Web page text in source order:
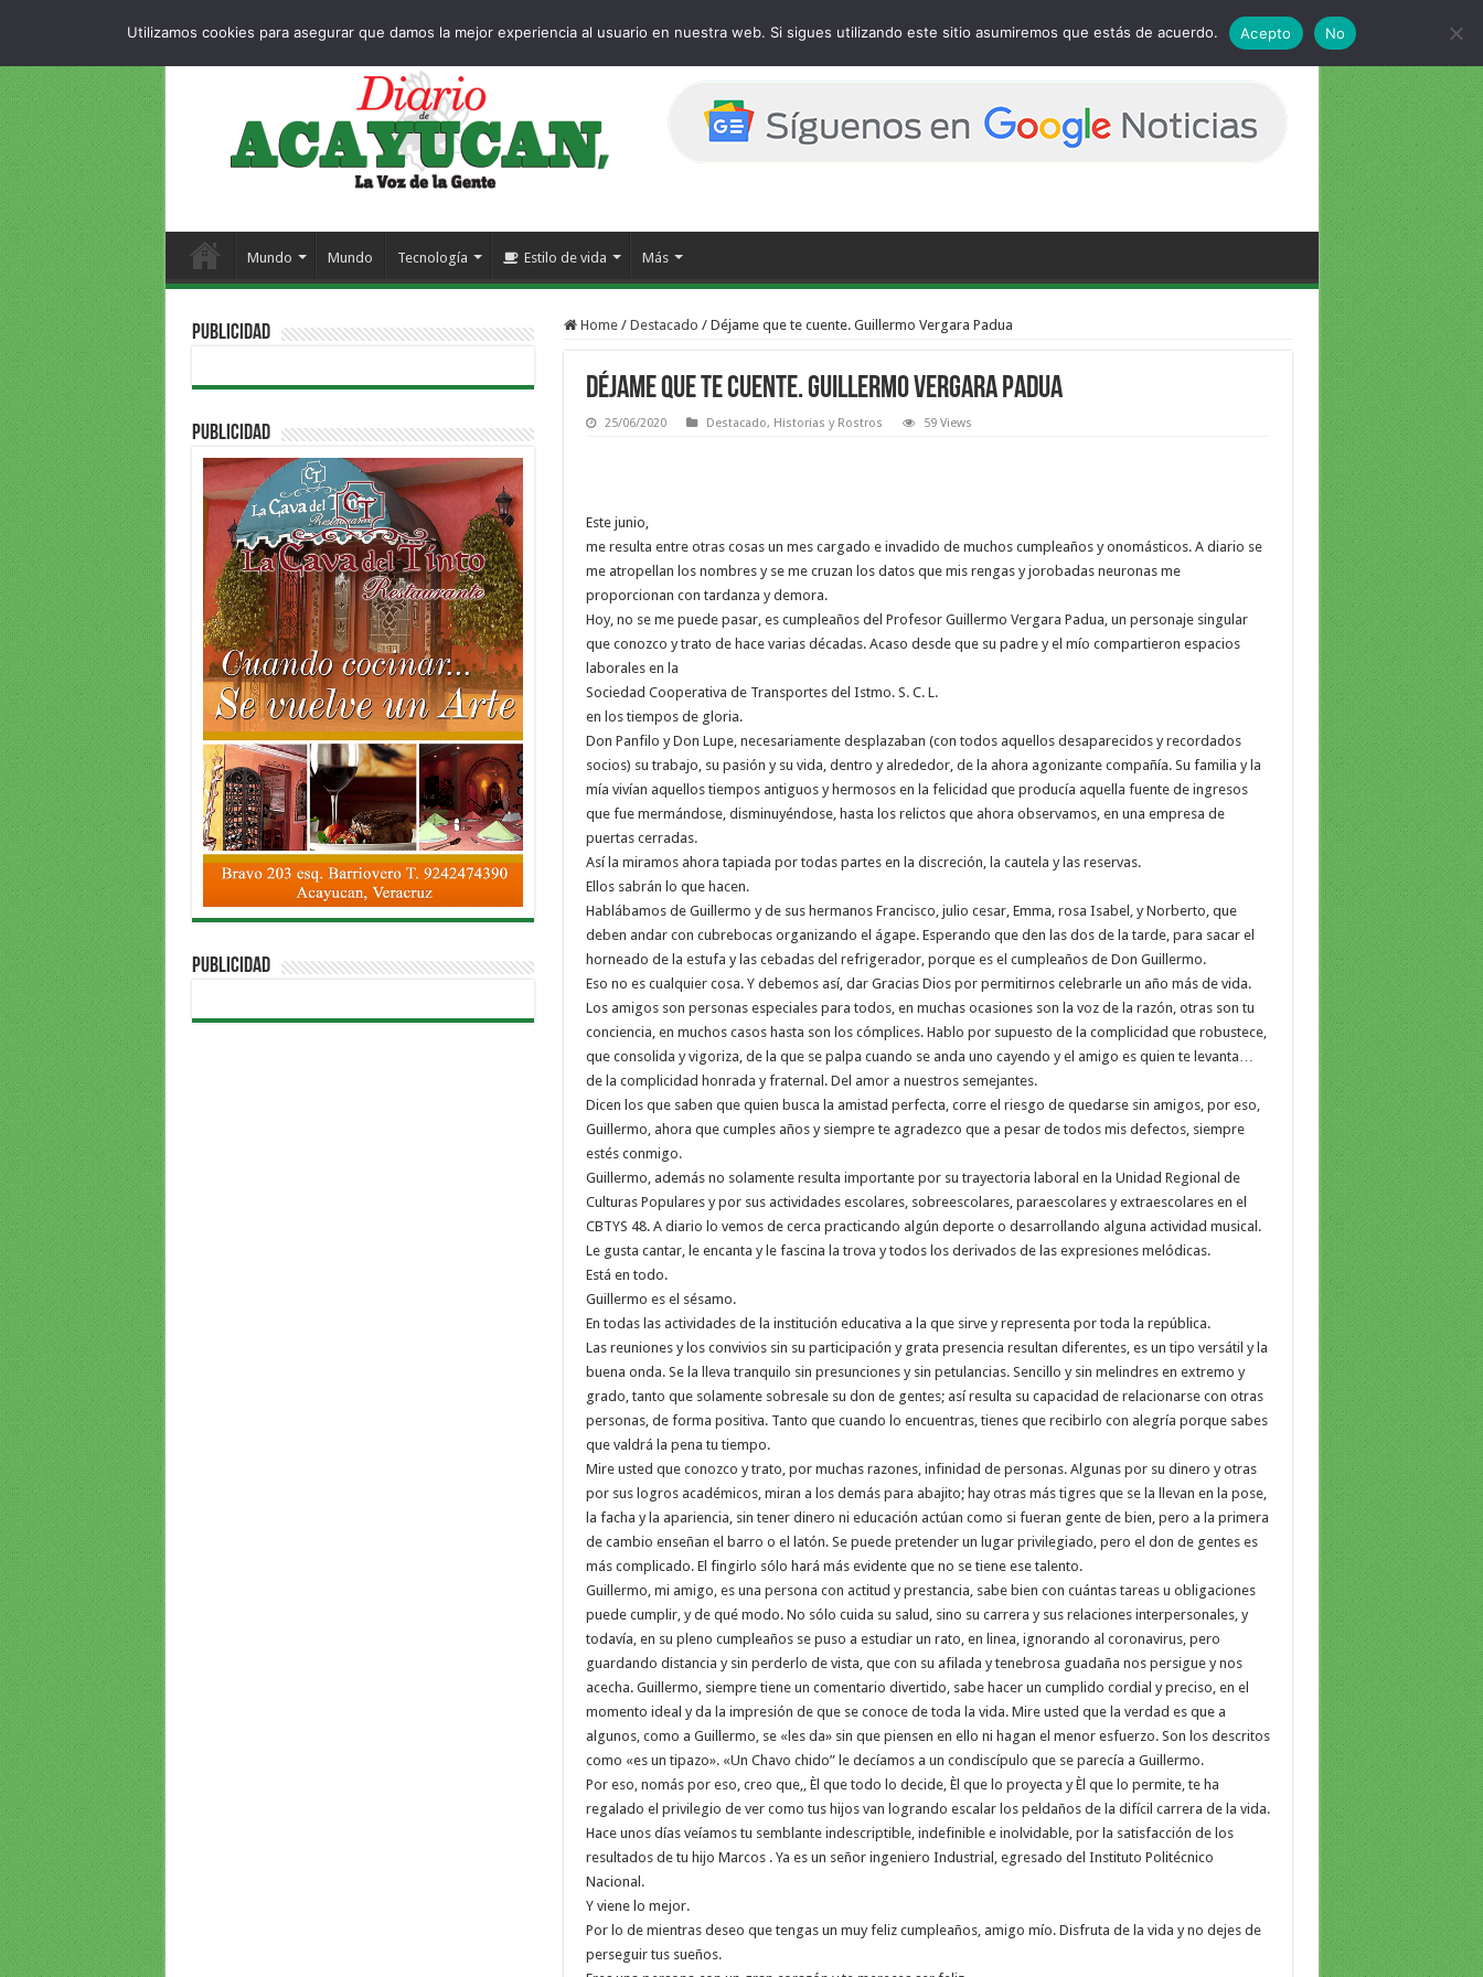
Mundo Mundo Tecnología Estilo de vida Más
Home / Destacado / Déjame que te cuente. Guillermo Vergara Padua
Déjame que te cuente. Guillermo Vergara Padua
25/06/2020 Destacado, Historias y Rostros 59 Views
Este junio,
me resulta entre otras cosas un mes cargado e invadido de muchos cumpleaños y onomásticos. A diario se
me atropellan los nombres y se me cruzan los datos que mis rengas y jorobadas neuronas me
proporcionan con tardanza y demora.
Hoy, no se me puede pasar, es cumpleaños del Profesor Guillermo Vergara Padua, un personaje singular
que conozco y trato de hace varias décadas. Acaso desde que su padre y el mío compartieron espacios
laborales en la
Sociedad Cooperativa de Transportes del Istmo. S. C. L.
en los tiempos de gloria.
Don Panfilo y Don Lupe, necesariamente desplazaban (con todos aquellos desaparecidos y recordados
socios) su trabajo, su pasión y su vida, dentro y alrededor, de la ahora agonizante compañía. Su familia y la
mía vivían aquellos tiempos antiguos y hermosos en la felicidad que producía aquella fuente de ingresos
que fue mermándose, disminuyéndose, hasta los relictos que ahora observamos, en una empresa de
puertas cerradas.
Así la miramos ahora tapiada por todas partes en la discreción, la cautela y las reservas.
Ellos sabrán lo que hacen.
Hablábamos de Guillermo y de sus hermanos Francisco, julio cesar, Emma, rosa Isabel, y Norberto, que
deben andar con cubrebocas organizando el ágape. Esperando que den las dos de la tarde, para sacar el
horneado de la estufa y las cebadas del refrigerador, porque es el cumpleaños de Don Guillermo.
Eso no es cualquier cosa. Y debemos así, dar Gracias Dios por permitirnos celebrarle un año más de vida.
Los amigos son personas especiales para todos, en muchas ocasiones son la voz de la razón, otras son tu
conciencia, en muchos casos hasta son los cómplices. Hablo por supuesto de la complicidad que robustece,
que consolida y vigoriza, de la que se palpa cuando se anda uno cayendo y el amigo es quien te levanta…
de la complicidad honrada y fraternal. Del amor a nuestros semejantes.
Dicen los que saben que quien busca la amistad perfecta, corre el riesgo de quedarse sin amigos, por eso,
Guillermo, ahora que cumples años y siempre te agradezco que a pesar de todos mis defectos, siempre
estés conmigo.
Guillermo, además no solamente resulta importante por su trayectoria laboral en la Unidad Regional de
Culturas Populares y por sus actividades escolares, sobreescolares, paraescolares y extraescolares en el
CBTYS 48. A diario lo vemos de cerca practicando algún deporte o desarrollando alguna actividad musical.
Le gusta cantar, le encanta y le fascina la trova y todos los derivados de las expresiones melódicas.
Está en todo.
Guillermo es el sésamo.
En todas las actividades de la institución educativa a la que sirve y representa por toda la república.
Las reuniones y los convivios sin su participación y grata presencia resultan diferentes, es un tipo versátil y la
buena onda. Se la lleva tranquilo sin presunciones y sin petulancias. Sencillo y sin melindres en extremo y
grado, tanto que solamente sobresale su don de gentes; así resulta su capacidad de relacionarse con otras
personas, de forma positiva. Tanto que cuando lo encuentras, tienes que recibirlo con alegría porque sabes
que valdrá la pena tu tiempo.
Mire usted que conozco y trato, por muchas razones, infinidad de personas. Algunas por su dinero y otras
por sus logros académicos, miran a los demás para abajito; hay otras más tigres que se la llevan en la pose,
la facha y la apariencia, sin tener dinero ni educación actúan como si fueran gente de bien, pero a la primera
de cambio enseñan el barro o el latón. Se puede pretender un lugar privilegiado, pero el don de gentes es
más complicado. El fingirlo sólo hará más evidente que no se tiene ese talento.
Guillermo, mi amigo, es una persona con actitud y prestancia, sabe bien con cuántas tareas u obligaciones
puede cumplir, y de qué modo. No sólo cuida su salud, sino su carrera y sus relaciones interpersonales, y
todavía, en su pleno cumpleaños se puso a estudiar un rato, en linea, ignorando al coronavirus, pero
guardando distancia y sin perderlo de vista, que con su afilada y tenebrosa guadaña nos persigue y nos
acecha. Guillermo, siempre tiene un comentario divertido, sabe hacer un cumplido cordial y preciso, en el
momento ideal y da la impresión de que se conoce de toda la vida. Mire usted que la verdad es que a
algunos, como a Guillermo, se «les da» sin que piensen en ello ni hagan el menor esfuerzo. Son los descritos
como «es un tipazo». «Un Chavo chido” le decíamos a un condiscípulo que se parecía a Guillermo.
Por eso, nomás por eso, creo que,, Èl que todo lo decide, Èl que lo proyecta y Èl que lo permite, te ha
regalado el privilegio de ver como tus hijos van logrando escalar los peldaños de la difícil carrera de la vida.
Hace unos días veíamos tu semblante indescriptible, indefinible e inolvidable, por la satisfacción de los
resultados de tu hijo Marcos . Ya es un señor ingeniero Industrial, egresado del Instituto Politécnico
Nacional.
Y viene lo mejor.
Por lo de mientras deseo que tengas un muy feliz cumpleaños, amigo mío. Disfruta de la vida y no dejes de
perseguir tus sueños.
PUBLICIDAD
PUBLICIDAD
PUBLICIDAD
Utilizamos cookies para asegurar que damos la mejor experiencia al usuario en nuestra web. Si sigues utilizando este sitio asumiremos que estás de acuerdo. Acepto No